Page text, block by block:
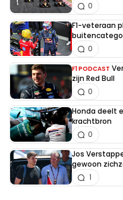
0
F1-veteraan
0
F1 PODCAST
zijn Red Bull
0
Honda deelt
krachtbron
0
Jos
gewoon
1